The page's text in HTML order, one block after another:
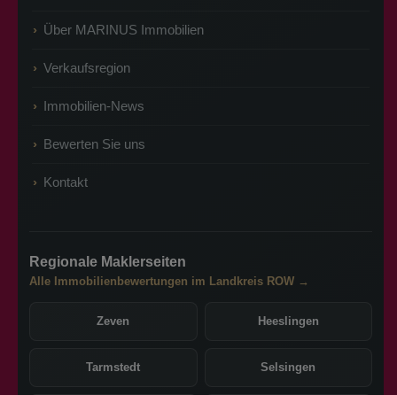
Über MARINUS Immobilien
Verkaufsregion
Immobilien-News
Bewerten Sie uns
Kontakt
Regionale Maklerseiten
Alle Immobilienbewertungen im Landkreis ROW →
Zeven Heeslingen
Tarmstedt Selsingen